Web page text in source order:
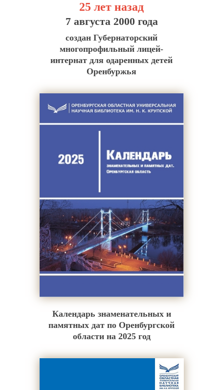
25 лет назад
7 августа 2000 года
создан Губернаторский
многопрофильный лицей-
интернат для одаренных детей
Оренбуржья
Календарь знаменательных и
памятных дат по Оренбургской
области на 2025 год